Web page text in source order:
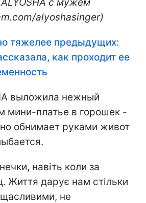
alyoshasinger)
тяжелее предыдущих:
как проходит ее
выложила нежный
мини-платье в горошек -
обнимает руками живот
навіть коли за
Життя дарує нам стільки
не